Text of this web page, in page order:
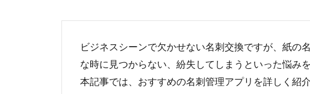
ビジネスシーンで欠かせない名刺交換ですが、紙の
な時に見つからない、紛失してしまうといった悩み
本記事では、おすすめの名刺管理アプリを詳しく紹